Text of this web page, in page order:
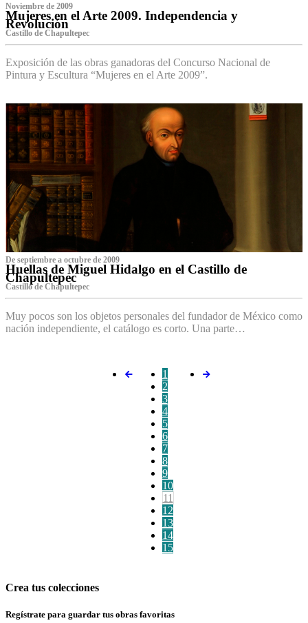
Noviembre de 2009
Mujeres en el Arte 2009. Independencia y
Revolución
Castillo de Chapultepec
Exposición de las obras ganadoras del Concurso Nacional de
Pintura y Escultura “Mujeres en el Arte 2009”.
De septiembre a octubre de 2009
Huellas de Miguel Hidalgo en el Castillo de
Chapultepec
Castillo de Chapultepec
Muy pocos son los objetos personales del fundador de México como
nación independiente, el catálogo es corto. Una parte…
1
2
3
4
5
6
7
8
9
10
11
12
13
14
15
Crea tus colecciones
Regístrate para guardar tus obras favoritas